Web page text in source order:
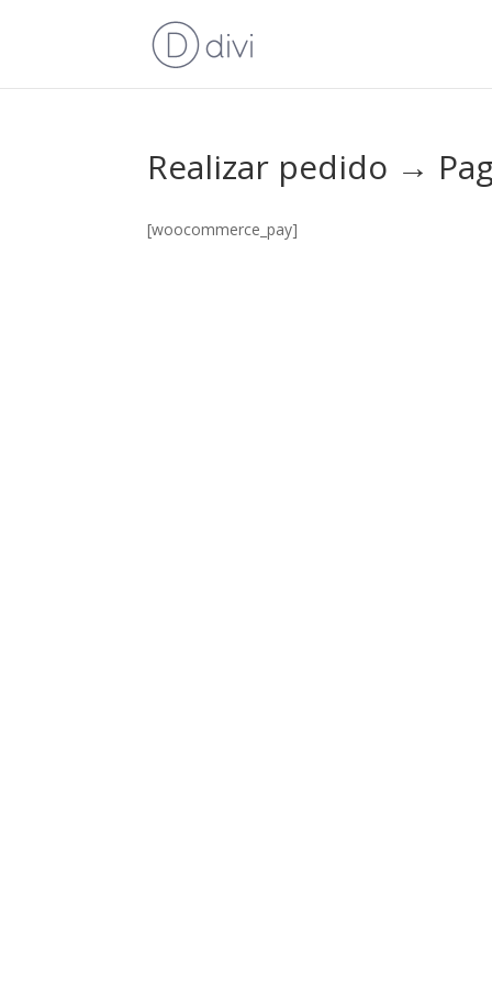
Realizar pedido →
[woocommerce_pay]